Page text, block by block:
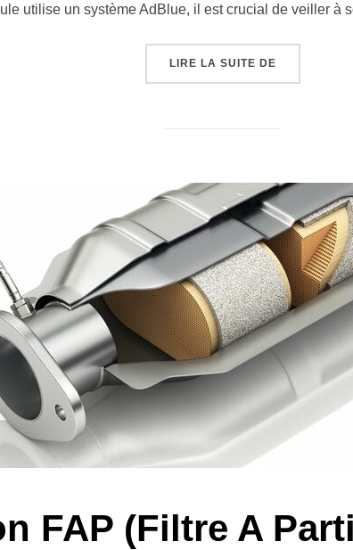
utilise un système AdBlue, il est crucial de veiller à
LIRE LA SUITE DE
FAP (Filtre A